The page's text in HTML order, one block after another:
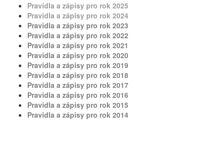
Pravidla a zápisy pro rok 2025
Pravidla a zápisy pro rok 2024
Pravidla a zápisy pro rok 2023
Pravidla a zápisy pro rok 2022
Pravidla a zápisy pro rok 2021
Pravidla a zápisy pro rok 2020
Pravidla a zápisy pro rok 2019
Pravidla a zápisy pro rok 2018
Pravidla a zápisy pro rok 2017
Pravidla a zápisy pro rok 2016
Pravidla a zápisy pro rok 2015
Pravidla a zápisy pro rok 2014